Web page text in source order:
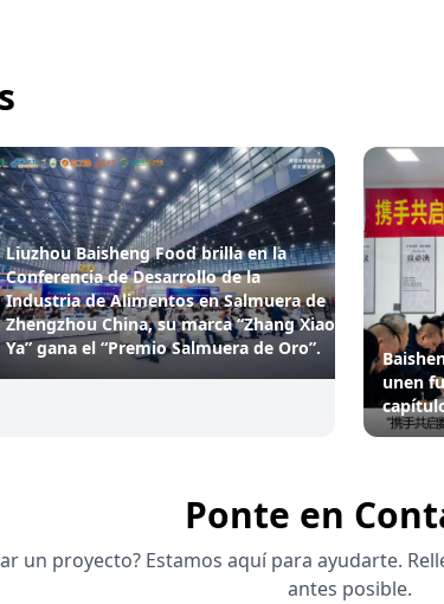
Liuzhou Baisheng Food brilla en la
Conferencia de Desarrollo de la
Industria de Alimentos en Salmuera de
Zhengzhou China, su marca “Zhang Xiao
Ya” gana el “Premio Salmuera de Oro”.
unen
Ponte en
un proyecto? Estamos aquí para ayudarte.
antes posible.